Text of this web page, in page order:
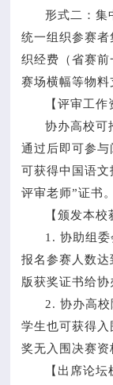
形式二：集
统一组织参赛
织经费（省赛
赛场横幅等物料
【评审工作
协办高校可
通过后即可参
可获得中国语
评审老师”证书。
【颁发本校
1. 协助组
报名参赛人数
版获奖证书给协
2. 协办高
学生也可获得
奖无入围决赛资
【出席论坛